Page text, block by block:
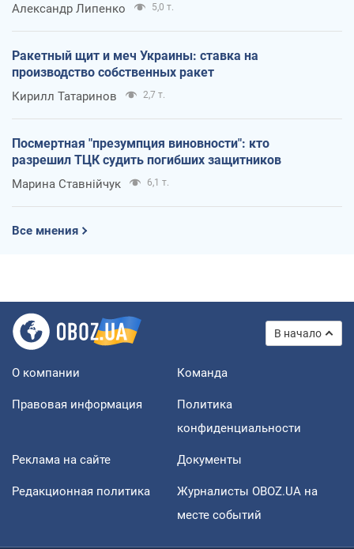
Александр Липенко 5,0 т.
Ракетный щит и меч Украины: ставка на
производство собственных ракет
Кирилл Татаринов 2,7 т.
Посмертная "презумпция виновности": кто
разрешил ТЦК судить погибших защитников
Марина Ставнійчук 6,1 т.
Все мнения
В начало
О компании Команда
Правовая информация
Политика
конфиденциальности
Реклама на сайте Документы
Редакционная политика
Журналисты OBOZ.UA на
месте событий